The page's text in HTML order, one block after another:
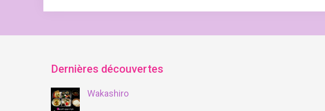
Dernières découvertes
Wakashiro